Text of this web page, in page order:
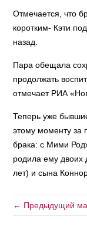
Отмечается, что
коротким- Кэти
назад.
Пара обещала
продолжать
отмечает РИА
Теперь уже
этому моменту за
брака: с Мими
родила ему двоих
лет) и сына
← Предыдущий